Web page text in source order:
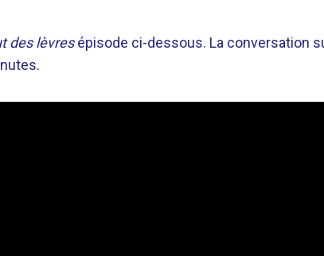
des lèvresépisode ci-dessous. La conversation